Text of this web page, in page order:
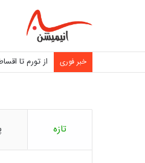
خبر فوری از تورم تا
تازه